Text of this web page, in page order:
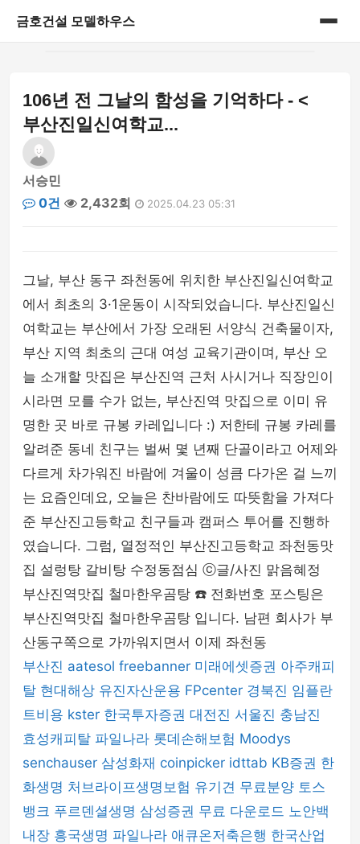
금호건설 모델하우스
게시판
106년 전 그날의 함성을 기억하다 - <
부산진일신여학교...
서승민
0건
2,432회 2025.04.23 05:31
그날, 부산 동구 좌천동에 위치한 부산진일신여학교
에서 최초의 3·1운동이 시작되었습니다. 부산진일신
여학교는 부산에서 가장 오래된 서양식 건축물이자,
부산 지역 최초의 근대 여성 교육기관이며, 부산 오
늘 소개할 맛집은 부산진역 근처 사시거나 직장인이
시라면 모를 수가 없는, 부산진역 맛집으로 이미 유
명한 곳 바로 규봉 카레입니다 :) 저한테 규봉 카레를
알려준 동네 친구는 벌써 몇 년째 단골이라고 어제와
다르게 차가워진 바람에 겨울이 성큼 다가온 걸 느끼
는 요즘인데요, 오늘은 찬바람에도 따뜻함을 가져다
준 부산진고등학교 친구들과 캠퍼스 투어를 진행하
였습니다. 그럼, 열정적인 부산진고등학교 좌천동맛
집 설렁탕 갈비탕 수정동점심 ⓒ글/사진 맑음혜정
부산진역맛집 철마한우곰탕 ☎️ 전화번호 포스팅은
부산진역맛집 철마한우곰탕 입니다. 남편 회사가 부
산동구쪽으로 가까워지면서 이제 좌천동
부산진 aatesol freebanner 미래에셋증권 아주캐피
탈 현대해상 유진자산운용 FPcenter 경북진 임플란
트비용 kster 한국투자증권 대전진 서울진 충남진
효성캐피탈 파일나라 롯데손해보험 Moodys
senchauser 삼성화재 coinpicker idttab KB증권 한
화생명 처브라이프생명보험 유기견 무료분양 토스
뱅크 푸르덴셜생명 삼성증권 무료 다운로드 노안백
내장 흥국생명 파일나라 애큐온저축은행 한국산업